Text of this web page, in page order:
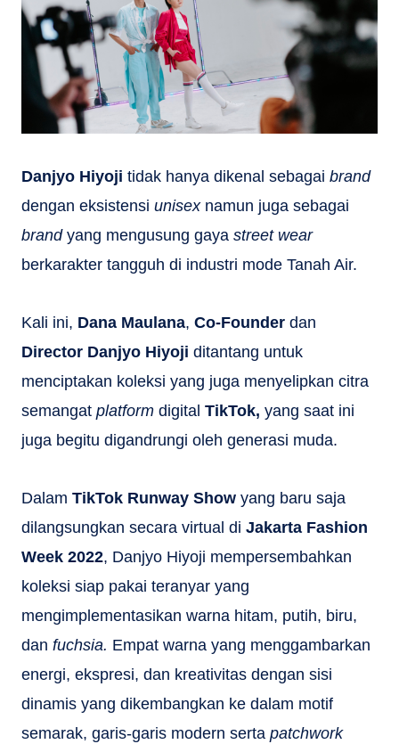
Danjyo Hiyoji tidak hanya dikenal sebagai brand
dengan eksistensi unisex namun juga sebagai
brand yang mengusung gaya street wear
berkarakter tangguh di industri mode Tanah Air.
Kali ini, Dana Maulana, Co-Founder dan
Director Danjyo Hiyoji ditantang untuk
menciptakan koleksi yang juga menyelipkan citra
semangat platform digital TikTok, yang saat ini
juga begitu digandrungi oleh generasi muda.
Dalam TikTok Runway Show yang baru saja
dilangsungkan secara virtual di Jakarta Fashion
Week 2022, Danjyo Hiyoji mempersembahkan
koleksi siap pakai teranyar yang
mengimplementasikan warna hitam, putih, biru,
dan fuchsia. Empat warna yang menggambarkan
energi, ekspresi, dan kreativitas dengan sisi
dinamis yang dikembangkan ke dalam motif
semarak, garis-garis modern serta patchwork